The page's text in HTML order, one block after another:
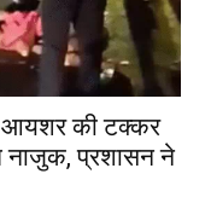
आयशर की टक्कर
नाजुक, प्रशासन ने